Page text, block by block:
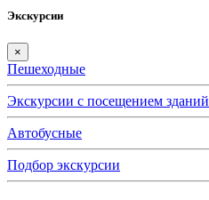
Экскурсии
×
Пешеходные
Экскурсии с посещением зданий
Автобусные
Подбор экскурсии